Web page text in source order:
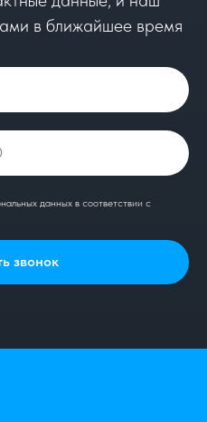
в ближайшее время
данных в соответствии с
звонок